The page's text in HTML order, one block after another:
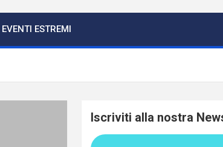
EVENTI ESTREMI
Iscriviti alla nostra